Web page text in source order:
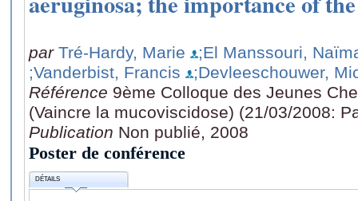
par Tré-Hardy, Marie
;El Manssouri,
;Vanderbist, Francis
;Devleeschouwer,
Référence 9ème Colloque des Jeunes
(Vaincre la mucoviscidose) (21/03/2008:
Publication Non publié, 2008
Poster de conférence
DÉTAILS